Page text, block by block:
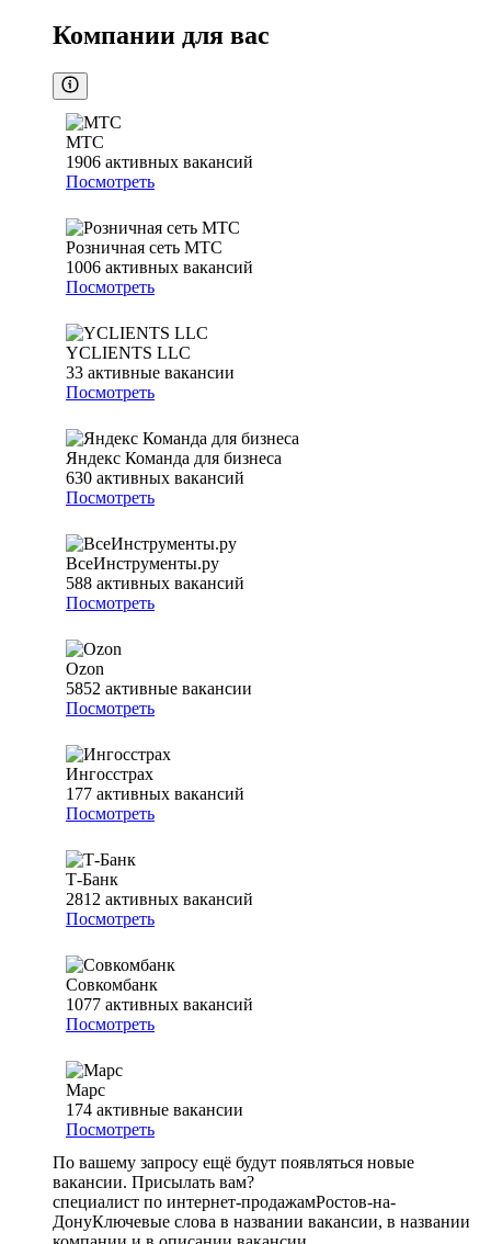
Компании для вас
МТС
1906 активных вакансий
Посмотреть
Розничная сеть МТС
1006 активных вакансий
Посмотреть
YCLIENTS LLC
33 активные вакансии
Посмотреть
Яндекс Команда для бизнеса
630 активных вакансий
Посмотреть
ВсеИнструменты.ру
588 активных вакансий
Посмотреть
Ozon
5852 активные вакансии
Посмотреть
Ингосстрах
177 активных вакансий
Посмотреть
Т-Банк
2812 активных вакансий
Посмотреть
Совкомбанк
1077 активных вакансий
Посмотреть
Марс
174 активные вакансии
Посмотреть
По вашему запросу ещё будут появляться новые
вакансии. Присылать вам?
специалист по интернет-продажамРостов-на-
ДонуКлючевые слова в названии вакансии, в названии